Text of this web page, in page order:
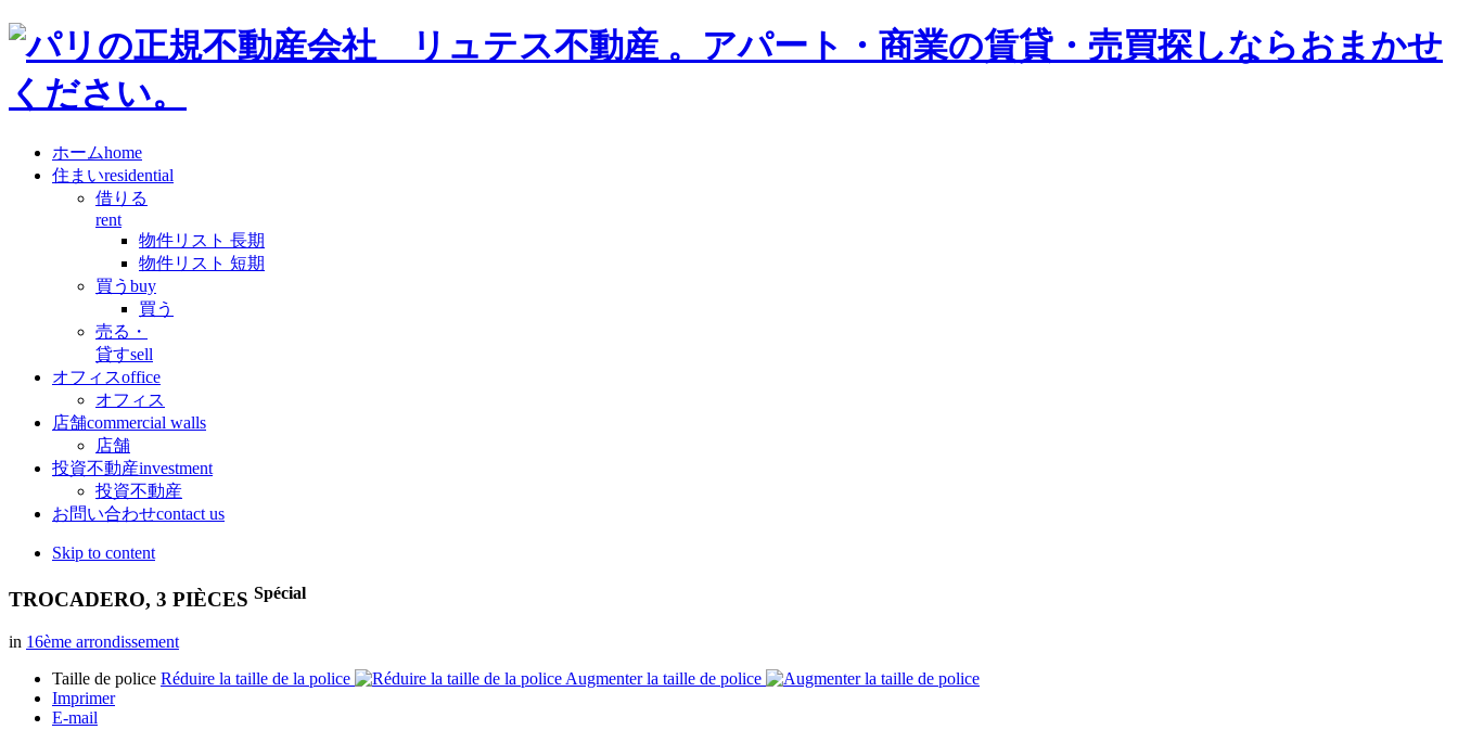
ホームhome
住まいresidential
借りる
rent
物件リスト 長期
物件リスト 短期
買う buy
買う
売る・
貸すsell
オフィスoffice
オフィス
店舗commercial walls
店舗
投資不動産investment
投資不動産
お問い合わせcontact us
Skip to content
TROCADERO, 3 PIÈCES Spécial
in 16ème arrondissement
Taille de police Réduire la taille de la police
Augmenter la taille de police
Imprimer
E-mail